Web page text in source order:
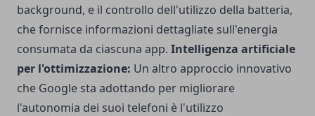
background, e il controllo dell'utilizzo della batteria,
che fornisce informazioni dettagliate sull'energia
consumata da ciascuna app. Intelligenza artificiale
per l'ottimizzazione: Un altro approccio innovativo
che Google sta adottando per migliorare
l'autonomia dei suoi telefoni è l'utilizzo